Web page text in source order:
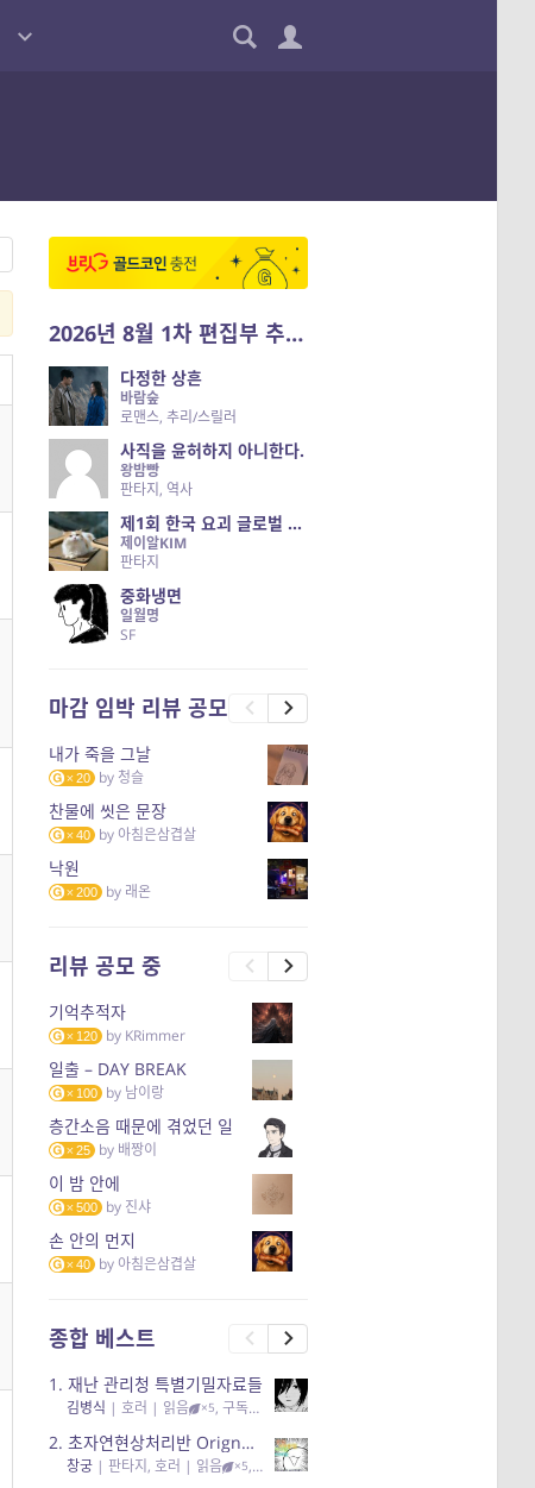
2026년 8월 1차 편집부 추천작
다정한 상흔
바람숲
로맨스, 추리/스릴러
사직을 윤허하지 아니한다.
왕밤빵
판타지, 역사
제1회 한국 요괴 글로벌 진출 공개 오디션 시즌 2 — 나는 요괴다
제이알KIM
판타지
중화냉면
일월명
SF
마감 임박 리뷰 공모
내가 죽을 그날
20 by 청슬
찬물에 씻은 문장
40 by 아침은삼겹살
낙원
200 by 래온
리뷰 공모 중
기억추적자
120 by KRimmer
일출 – DAY BREAK
100 by 남이랑
층간소음 때문에 겪었던 일
25 by 배짱이
이 밤 안에
500 by 진샤
손 안의 먼지
40 by 아침은삼겹살
종합 베스트
1. 재난 관리청 특별기밀자료들
김병식 | 호러 | 읽음 ×5, 구독 , 응원95, 리뷰3
2. 초자연현상처리반 Orignal + True Ending
창궁 | 판타지, 호러 | 읽음 ×5, 구독 , 응원6